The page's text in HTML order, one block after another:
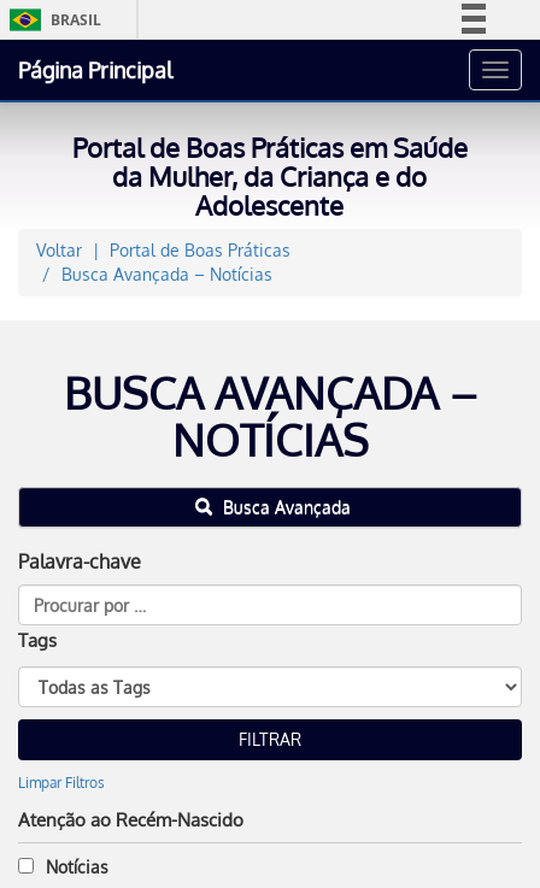
BRASIL
Acesso à informação
Página Principal
Portal de Boas Práticas em Saúde
da Mulher, da Criança e do
Adolescente
Voltar
Portal de Boas Práticas
Busca Avançada – Notícias
BUSCA AVANÇADA –
NOTÍCIAS
Busca Avançada
Palavra-chave
Tags
Limpar Filtros
Atenção ao Recém-Nascido
Notícias